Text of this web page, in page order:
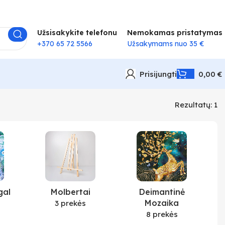
Užsisakykite telefonu
+370 65 72 5566
Nemokamas pristatymas
Užsakymams nuo 35 €
Prisijungti 0,00€
Rezultatų: 1
Molbertai
3 prekės
Deimantinė
Mozaika
8 prekės